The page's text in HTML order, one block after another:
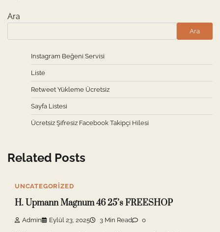
Ara
Ara
Instagram Beğeni Servisi
Liste
Retweet Yükleme Ücretsiz
Sayfa Listesi
Ücretsiz Şifresiz Facebook Takipçi Hilesi
Related Posts
UNCATEGORIZED
H. Upmann Magnum 46 25’s FREESHOP
Admin Eylül 23, 2025 3 Min Read 0